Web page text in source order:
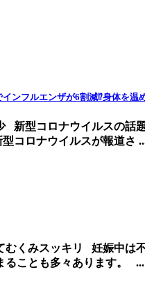
ンフルエンザが6割減⁉︎身体を温
新型コロナウイルスの話
コロナウイルスが報道さ
むくみスッキリ 妊娠中は
ることも多々あります。 ...